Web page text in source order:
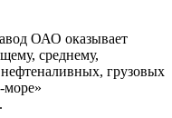
ОАО оказывает
среднему,
грузовых
море»